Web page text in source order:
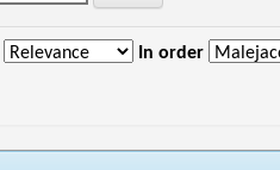
In order